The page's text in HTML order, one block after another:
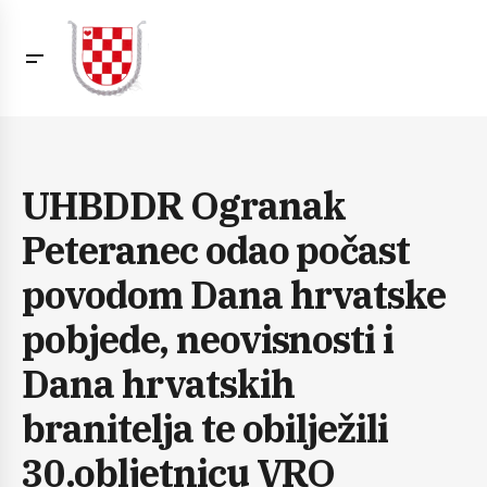
UHBDDR Ogranak
Peteranec odao počast
povodom Dana hrvatske
pobjede, neovisnosti i
Dana hrvatskih
branitelja te obilježili
30.obljetnicu VRO